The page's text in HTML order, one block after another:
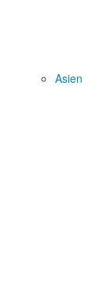
Asien